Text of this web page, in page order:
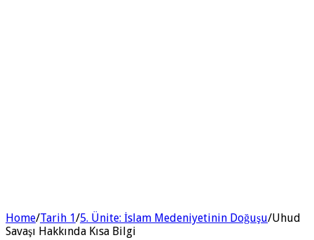
Home/Tarih 1/5. Ünite: İslam Medeniyetinin Doğuşu/Uhud
Savaşı Hakkında Kısa Bilgi